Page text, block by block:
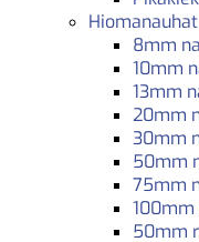
Hiomanauhat
8mm
10mm
13mm
20mm
30mm
50mm
75mm
50mm